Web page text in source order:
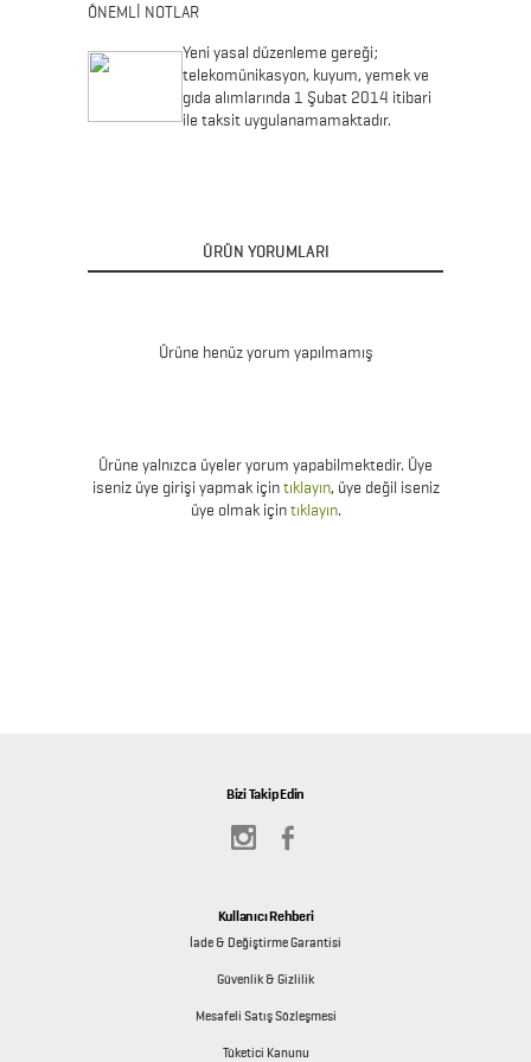
ÖNEMLİ NOTLAR
Yeni yasal düzenleme gereği;
telekomünikasyon, kuyum, yemek ve
gıda alımlarında 1 Şubat 2014 itibari
ile taksit uygulanamamaktadır.
ÜRÜN YORUMLARI
Ürüne henüz yorum yapılmamış
Ürüne yalnızca üyeler yorum yapabilmektedir. Üye
iseniz üye girişi yapmak içintıklayın, üye değil iseniz
üye olmak içintıklayın.
Bizi Takip Edin
Kullanıcı Rehberi
İade & Değiştirme Garantisi
Güvenlik & Gizlilik
Mesafeli Satış Sözleşmesi
Tüketici Kanunu